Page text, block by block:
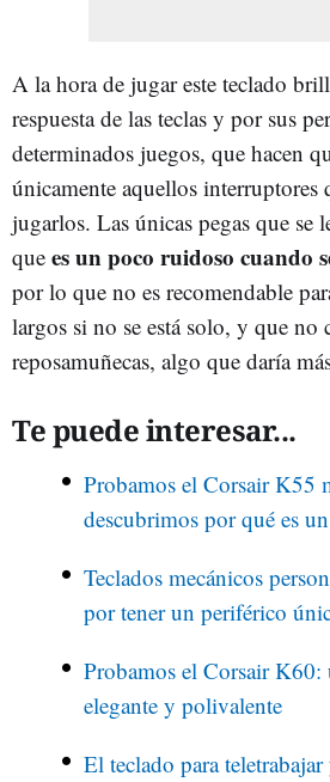
A la hora de jugar este teclado
respuesta de las teclas y por sus
determinados juegos, que hacen
únicamente aquellos interruptores
jugarlos. Las únicas pegas que se
que es un poco ruidoso cuando
por lo que no es recomendable
largos si no se está solo, y que no
reposamuñecas, algo que daría
Te puede interesar...
Probamos el Corsair K55
descubrimos por qué es
Teclados mecánicos
por tener un periférico
Probamos el Corsair
elegante y polivalente
El teclado para